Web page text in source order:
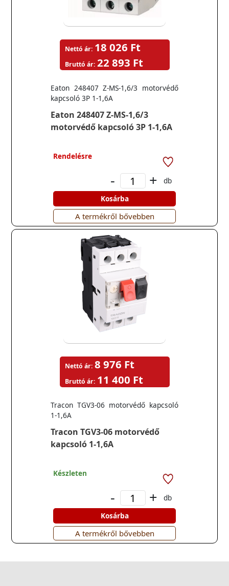
Eaton 248407 Z-MS-1,6/3
motorvédő kapcsoló 3P 1-1,6A
Eaton 248407 Z-MS-1,6/3 motorvédő
kapcsoló 3P 1-1,6A
Nettó ár: 18 026 Ft
Bruttó ár: 22 893 Ft
Rendelésre
- +
db
Kosárba
A termékről bővebben
Tracon TGV3-06 motorvédő
kapcsoló 1-1,6A
Tracon TGV3-06 motorvédő kapcsoló
1-1,6A
Nettó ár: 8 976 Ft
Bruttó ár: 11 400 Ft
Készleten
- +
db
Kosárba
A termékről bővebben